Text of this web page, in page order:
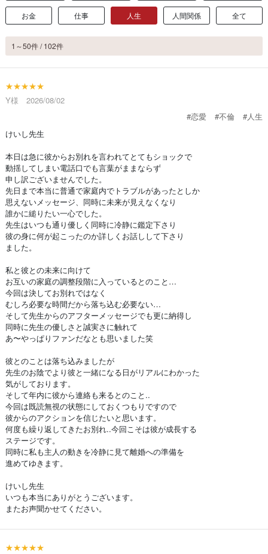
お金 仕事 人生 人間関係 全て
1～50件 / 102件
★★★★★
Y様 2026/08/02
#恋愛
#不倫
#人生
けいし先生
本日は急に彼からお別れを言われてとてもショックで
動揺してしまい電話口でも言葉がままならず
申し訳ございませんでした。
先日まで本当に普通で家庭内でトラブルがあったとしか
思えないメッセージ、同時に未来が見えなくなり
誰かに縋りたい一心でした。
先生はいつも通り優しく同時に冷静に鑑定下さり
彼の身に何が起こったのか詳しくお話しして下さり
ました。
私と彼との未来に向けて
お互いの家庭の調整段階に入っているとのこと…
今回は決してお別れではなく
むしろ必要な時間だから落ち込む必要ない…
そして先生からのアフターメッセージでも更に納得し
同時に先生の優しさと誠実さに触れて
あ〜やっぱりファンだなとも思いました笑
彼とのことは落ち込みましたが
先生のお陰でより彼と一緒になる日がリアルにわかった
気がしております。
そして年内に彼から連絡も来るとのこと..
今回は既読無視の状態にしておくつもりですので
彼からのアクションを信じたいと思います。
何度も繰り返してきたお別れ..今回こそは彼が成長する
ステージです。
同時に私も主人の動きを冷静に見て離婚への準備を
進めてゆきます。
けいし先生
いつも本当にありがとうございます。
またお声聞かせてください。
★★★★★